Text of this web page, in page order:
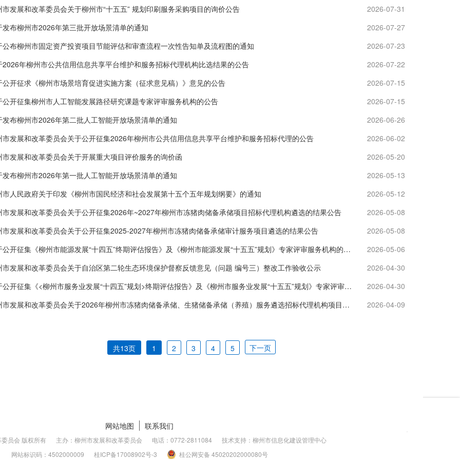
市发展和改革委员会关于柳州市“十五五” 规划印刷服务采购项目的询价公告
2026-07-31
发布柳州市2026年第三批开放场景清单的通知
2026-07-27
公布柳州市固定资产投资项目节能评估和审查流程一次性告知单及流程图的通知
2026-07-23
2026年柳州市公共信用信息共享平台维护和服务招标代理机构比选结果的公告
2026-07-22
公开征求《柳州市场景培育促进实施方案（征求意见稿）》意见的公告
2026-07-15
公开征集柳州市人工智能发展路径研究课题专家评审服务机构的公告
2026-07-15
发布柳州市2026年第二批人工智能开放场景清单的通知
2026-06-26
市发展和改革委员会关于公开征集2026年柳州市公共信用信息共享平台维护和服务招标代理的公告
2026-06-02
市发展和改革委员会关于开展重大项目评价服务的询价函
2026-05-20
发布柳州市2026年第一批人工智能开放场景清单的通知
2026-05-13
市人民政府关于印发《柳州市国民经济和社会发展第十五个五年规划纲要》的通知
2026-05-12
市发展和改革委员会关于公开征集2026年~2027年柳州市冻猪肉储备承储项目招标代理机构遴选的结果公告
2026-05-08
市发展和改革委员会关于公开征集2025-2027年柳州市冻猪肉储备承储审计服务项目遴选的结果公告
2026-05-08
关于公开征集《柳州市能源发展“十四五”终期评估报告》及《柳州市能源发展“十五五”规划》专家评审服务机构的公告
2026-05-06
市发展和改革委员会关于自治区第二轮生态环境保护督察反馈意见（问题 编号三）整改工作验收公示
2026-04-30
关于公开征集《<柳州市服务业发展“十四五”规划>终期评估报告》及《柳州市服务业发展“十五五”规划》专家评审服务机构的公告
2026-04-30
柳州市发展和改革委员会关于2026年柳州市冻猪肉储备承储、生猪储备承储（养殖）服务遴选招标代理机构项目的结果公告
2026-04-09
共13页 1 2 3 4 5 下一页
网站地图 联系我们
员会 版权所有 主办：柳州市发展和改革委员会 电话：0772-2811084
技术支持：柳州市信息化建设管理中心
网站标识码：4502000009
桂ICP备17008902号-3 桂公网安备 45020202000080号